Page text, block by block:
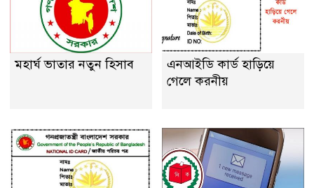
মহার্ঘ ভাতার নতুন হিসাব
এনআইডি কার্ড হাড়িয়ে
গেলে করনীয়